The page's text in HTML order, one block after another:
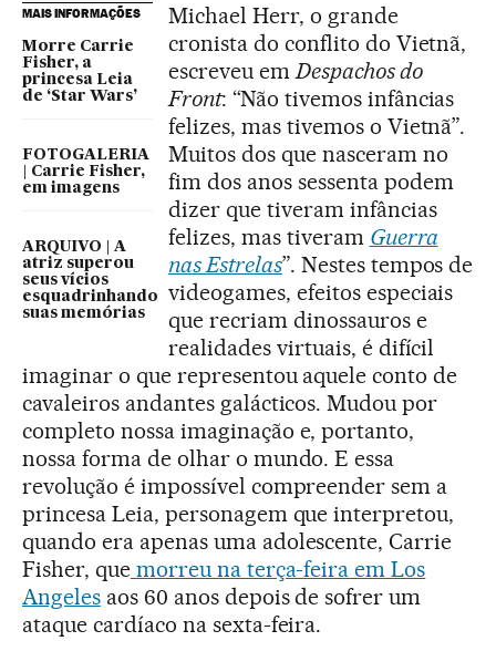
MAIS INFORMAÇÕES
Morre Carrie
Fisher, a
princesa Leia
de ‘Star Wars’
FOTOGALERIA
| Carrie Fisher,
em imagens
ARQUIVO | A
atriz superou
seus vícios
esquadrinhando
suas memórias
Michael Herr, o grande
cronista do conflito do Vietnã,
escreveu em Despachos do
Front: “Não tivemos infâncias
felizes, mas tivemos o Vietnã”.
Muitos dos que nasceram no
fim dos anos sessenta podem
dizer que tiveram infâncias
felizes, mas tiveram Guerra
nas Estrelas”. Nestes tempos de
videogames, efeitos especiais
que recriam dinossauros e
realidades virtuais, é difícil
imaginar o que representou aquele conto de
cavaleiros andantes galácticos. Mudou por
completo nossa imaginação e, portanto,
nossa forma de olhar o mundo. E essa
revolução é impossível compreender sem a
princesa Leia, personagem que interpretou,
quando era apenas uma adolescente, Carrie
Fisher, quemorreu na terça-feira em Los
Angelesaos 60 anos depois de sofrer um
ataque cardíaco na sexta-feira.